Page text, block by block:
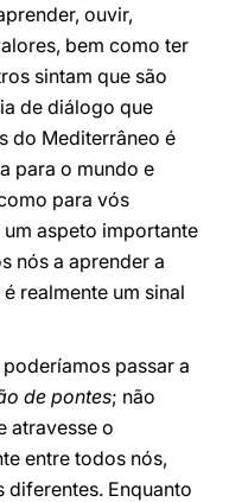
ouvir,
bem como ter
sintam que são
de diálogo que
do Mediterrâneo é
para o mundo e
para vós
aspeto importante
nós a aprender a
realmente um sinal
passar a
de pontes; não
atravesse o
entre todos nós,
diferentes. Enquanto